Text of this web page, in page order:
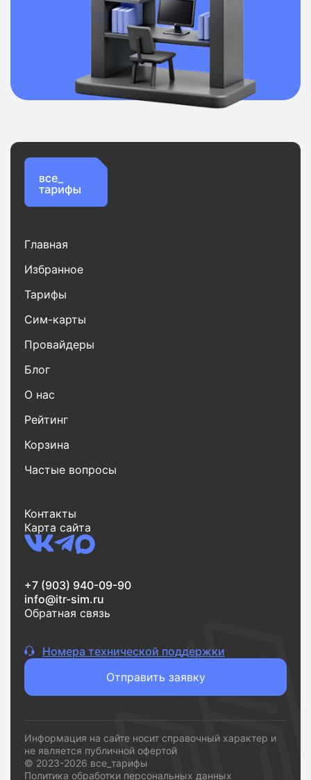
Главная
Избранное
Тарифы
Сим-карты
Провайдеры
Блог
О нас
Рейтинг
Корзина
Частые вопросы
Контакты
Карта сайта
+7 (903) 940-09-90
info@itr-sim.ru
Обратная связь
Номера технической поддержки
Отправить заявку
Информация на сайте носит справочный характер и
не является публичной офертой
© 2023-2026 все_тарифы
Политика обработки персональных данных